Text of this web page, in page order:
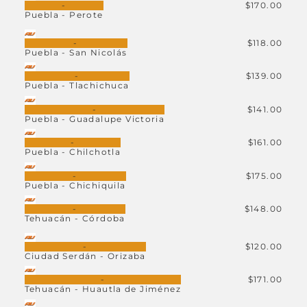
-
Puebla - Perote
$170.00
-
Puebla - San Nicolás
$118.00
-
Puebla - Tlachichuca
$139.00
-
Puebla - Guadalupe Victoria
$141.00
-
Puebla - Chilchotla
$161.00
-
Puebla - Chichiquila
$175.00
-
Tehuacán - Córdoba
$148.00
-
Ciudad Serdán - Orizaba
$120.00
-
Tehuacán - Huautla de Jiménez
$171.00